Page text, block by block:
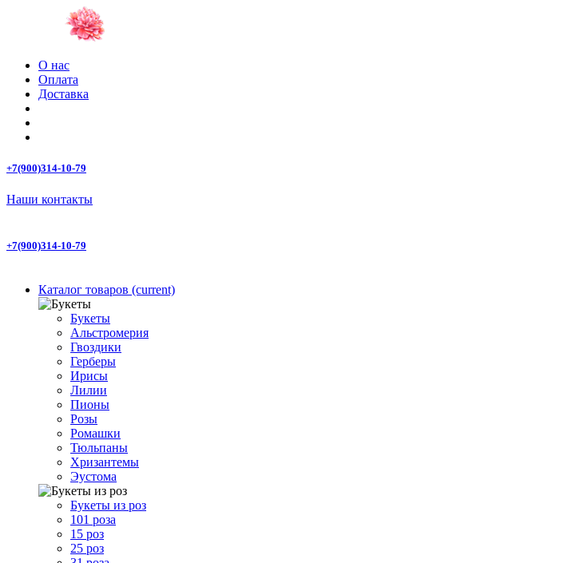
О нас
Оплата
Доставка
+7(900)314-10-79
Наши контакты
+7(900)314-10-79
Каталог товаров (current)
Букеты
Альстромерия
Гвоздики
Герберы
Ирисы
Лилии
Пионы
Розы
Ромашки
Тюльпаны
Хризантемы
Эустома
Букеты из роз
101 роза
15 роз
25 роз